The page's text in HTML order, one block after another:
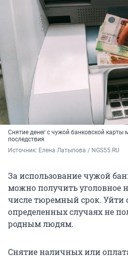
Снятие денег с чужой банковской карты
последствия
Источник: Елена Латыпова / NGS55.RU
За использование чужой
можно получить уголовное
числе тюремный срок. Уйти
определенных случаях не
родным людям.
Снятие наличных или